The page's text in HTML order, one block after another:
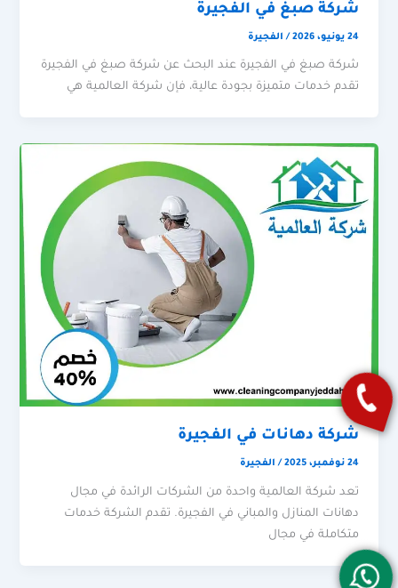
شركة صبغ في الفجيرة
24 يونيو، 2026 / الفجيرة
شركة صبغ في الفجيرة عند البحث عن شركة صبغ في الفجيرة
تقدم خدمات متميزة بجودة عالية، فإن شركة العالمية هي
شركة دهانات في الفجيرة
24 نوفمبر، 2025 / الفجيرة
تعد شركة العالمية واحدة من الشركات الرائدة في مجال
دهانات المنازل والمباني في الفجيرة. تقدم الشركة خدمات
متكاملة في مجال